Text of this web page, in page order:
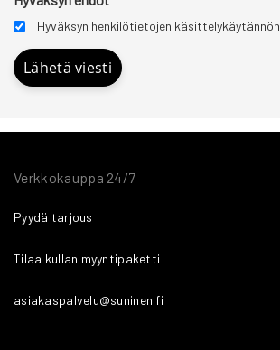
Hyväksyn henkilötietojen käsittelykäytännön
Lähetä viesti
Verkkokauppa 24/7
Pyydä tarjous
Tilaa kullan myyntipaketti
asiakaspalvelu@suninen.fi